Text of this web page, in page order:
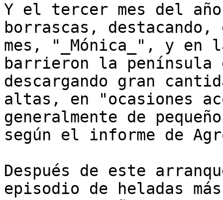
Y el tercer mes del
borrascas,
mes, "_Mónica_", y en
barrieron la península
descargando gran
altas, en "ocasiones
generalmente de
según el informe de
Después de este
episodio de heladas